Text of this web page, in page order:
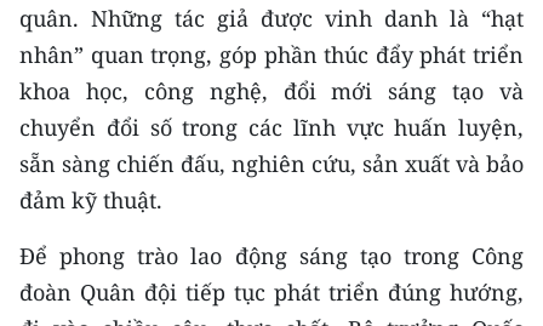
quân. Những tác giả được vinh danh là “hạt
nhân” quan trọng, góp phần thúc đẩy phát triển
khoa học, công nghệ, đổi mới sáng tạo và
chuyển đổi số trong các lĩnh vực huấn luyện,
sẵn sàng chiến đấu, nghiên cứu, sản xuất và bảo
đảm kỹ thuật.
Để phong trào lao động sáng tạo trong Công
đoàn Quân đội tiếp tục phát triển đúng hướng,